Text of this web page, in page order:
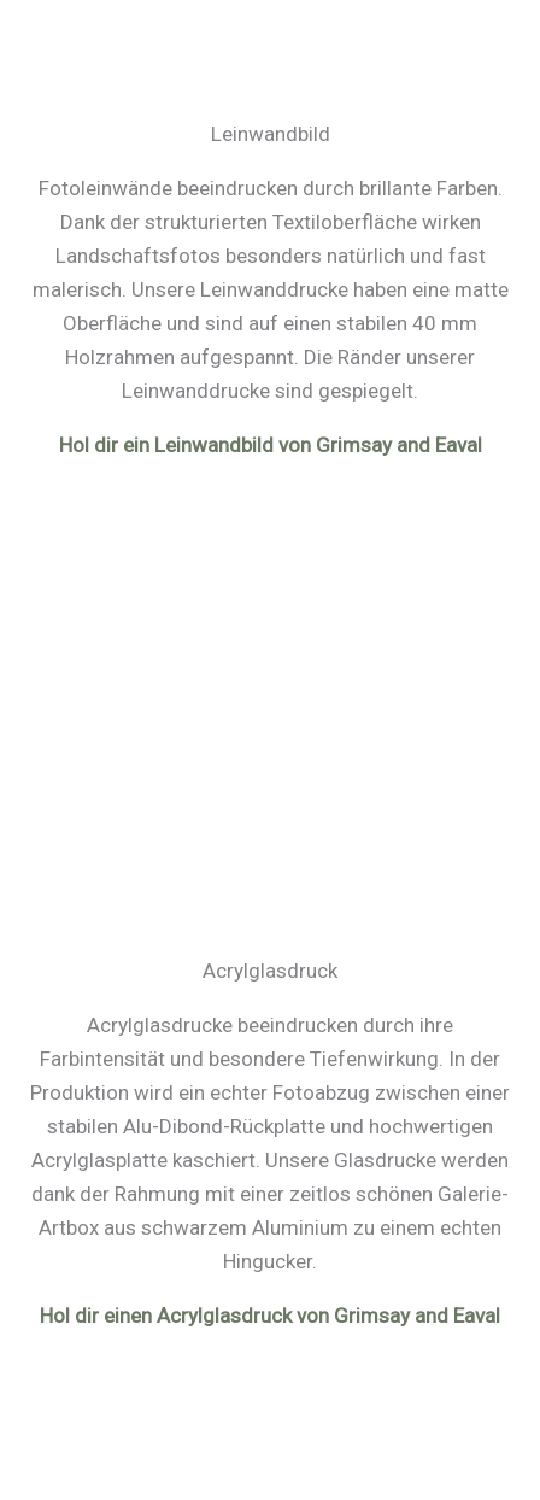
Leinwandbild
Fotoleinwände beeindrucken durch brillante Farben.
Dank der strukturierten Textiloberfläche wirken
Landschaftsfotos besonders natürlich und fast
malerisch. Unsere Leinwanddrucke haben eine matte
Oberfläche und sind auf einen stabilen 40 mm
Holzrahmen aufgespannt. Die Ränder unserer
Leinwanddrucke sind gespiegelt.
Hol dir ein Leinwandbild von Grimsay and Eaval
Acrylglasdruck
Acrylglasdrucke beeindrucken durch ihre
Farbintensität und besondere Tiefenwirkung. In der
Produktion wird ein echter Fotoabzug zwischen einer
stabilen Alu-Dibond-Rückplatte und hochwertigen
Acrylglasplatte kaschiert. Unsere Glasdrucke werden
dank der Rahmung mit einer zeitlos schönen Galerie-
Artbox aus schwarzem Aluminium zu einem echten
Hingucker.
Hol dir einen Acrylglasdruck von Grimsay and Eaval